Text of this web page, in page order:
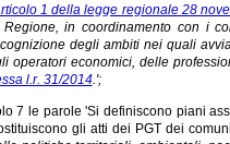
1 della legge regionale 28
in coordinamento con i
degli ambiti nei quali
operatori economici, delle
l.r. 31/2014.';
7 le parole 'Si definiscono piani
gli atti dei PGT dei